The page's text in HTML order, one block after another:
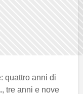
quattro anni di
, tre anni e nove